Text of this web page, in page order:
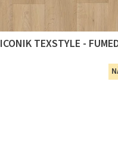
ICONIK TEXSTYLE -